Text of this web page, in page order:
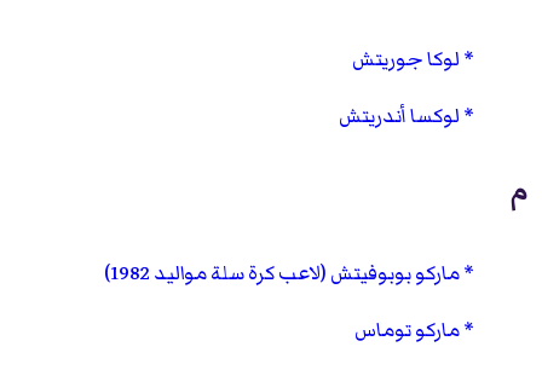
لوكا جوريتش
لوكسا أندريتش
م
ماركو بوبوفيتش (لاعب كرة سلة مواليد 1982)
ماركو توماس